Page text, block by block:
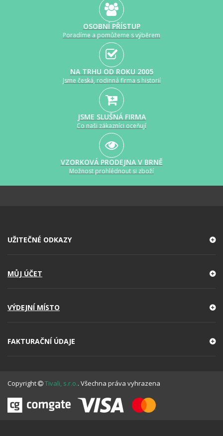
OSOBNÍ PŘÍSTUP
Poradíme a pomůžeme s výběrem
NA TRHU OD ROKU 2005
Jsme česká, rodinná firma s historií
JSME SLUŠNÁ FIRMA
Co naši zákazníci oceňují
VZORKOVÁ PRODEJNA V BRNĚ
Možnost prohlédnout si zboží
UŽITEČNÉ ODKAZY
MŮJ ÚČET
VÝDEJNÍ MÍSTO
FAKTURAČNÍ ÚDAJE
Copyright Tivali, s.r.o.. Všechna práva vyhrazena